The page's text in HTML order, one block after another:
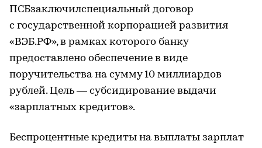
ПСБзаключилспециальный договор
с государственной корпорацией развития
«ВЭБ.РФ», в рамках которого банку
предоставлено обеспечение в виде
поручительства на сумму 10 миллиардов
рублей. Цель — субсидирование выдачи
«зарплатных кредитов».
Беспроцентные кредиты на выплаты зарплат